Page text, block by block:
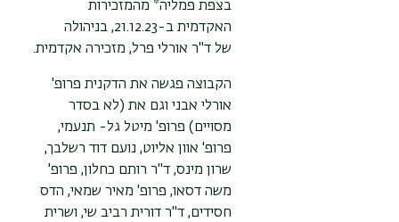
בצפת פמליה* מהמזכירות
האקדמית ב-21.12.23, בניהולה
שלד"ר אורלי פרל, מזכירה אקדמית.
הקבוצה פגשה את הדקנית פרופ'
אורלי אבני וגם את (לא בסדר
מסויים) פרופ' מיטל גל- תנעמי,
פרופ' אוון אליוט, נועם דוד רשלבך,
שרון מינס, ד"ר רותם כחלון, פרופ'
משה דסאו, פרופ' מאיר שמאי, הדס
חסידים, ד"ר דורית רביב שי, ושרית